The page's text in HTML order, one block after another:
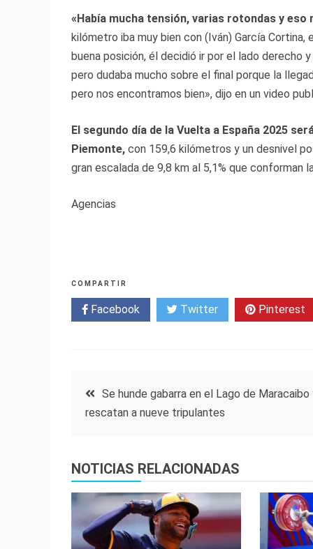
«Había mucha tensión, varias rotondas y
kilómetro iba muy bien con (Iván) García
buena posición, él decidió ir por el lado derecho
pero dudaba mucho sobre el final porque la
pero nos encontramos bien», dijo en un video
El segundo día de la Vuelta a España 2025
Piemonte, con 159,6 kilómetros y un desnivel
gran escalada de 9,8 km al 5,1% que conforman
Agencias
COMPARTIR
Facebook Twitter Pinterest
Navegación
entradas
Se hunde gabarra en el Lago de Maracaibo
rescatan a nueve tripulantes
NOTICIAS RELACIONADAS